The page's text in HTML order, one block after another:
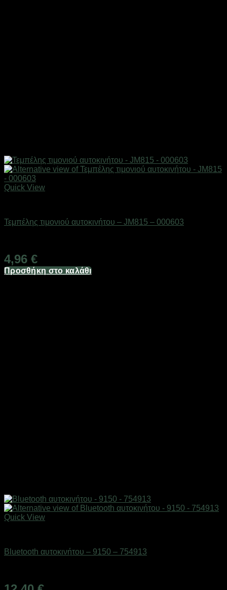
Quick View
Τεμπέλης τιμονιού αυτοκινήτου – JM815 – 000603
4,96 €
Προσθήκη στο καλάθι
Quick View
Bluetooth αυτοκινήτου – 9150 – 754913